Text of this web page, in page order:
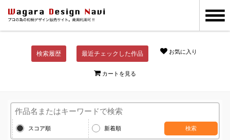
検索履歴 最近チェックした作品 お気に入り
カートを見る
スコア順 新着順 検索